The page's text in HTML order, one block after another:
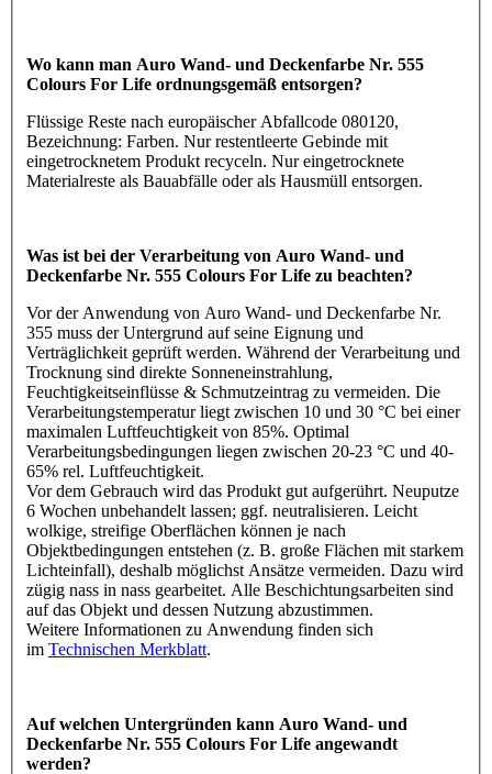
Wo kann man Auro Wand- und Deckenfarbe Nr. 555
Colours For Life ordnungsgemäß entsorgen?
Flüssige Reste nach europäischer Abfallcode 080120,
Bezeichnung: Farben. Nur restentleerte Gebinde mit
eingetrocknetem Produkt recyceln. Nur eingetrocknete
Materialreste als Bauabfälle oder als Hausmüll entsorgen.
Was ist bei der Verarbeitung von Auro Wand- und
Deckenfarbe Nr. 555 Colours For Life zu beachten?
Vor der Anwendung von Auro Wand- und Deckenfarbe Nr.
355 muss der Untergrund auf seine Eignung und
Verträglichkeit geprüft werden. Während der Verarbeitung und
Trocknung sind direkte Sonneneinstrahlung,
Feuchtigkeitseinflüsse & Schmutzeintrag zu vermeiden. Die
Verarbeitungstemperatur liegt zwischen 10 und 30 °C bei einer
maximalen Luftfeuchtigkeit von 85%. Optimal
Verarbeitungsbedingungen liegen zwischen 20-23 °C und 40-
65% rel. Luftfeuchtigkeit.
Vor dem Gebrauch wird das Produkt gut aufgerührt. Neuputze
6 Wochen unbehandelt lassen; ggf. neutralisieren. Leicht
wolkige, streifige Oberflächen können je nach
Objektbedingungen entstehen (z. B. große Flächen mit starkem
Lichteinfall), deshalb möglichst Ansätze vermeiden. Dazu wird
zügig nass in nass gearbeitet. Alle Beschichtungsarbeiten sind
auf das Objekt und dessen Nutzung abzustimmen.
Weitere Informationen zu Anwendung finden sich
im Technischen Merkblatt.
Auf welchen Untergründen kann Auro Wand- und
Deckenfarbe Nr. 555 Colours For Life angewandt
werden?